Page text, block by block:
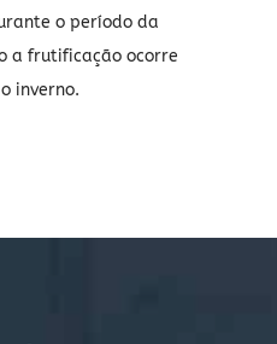
o período da
a frutificação ocorre
inverno.